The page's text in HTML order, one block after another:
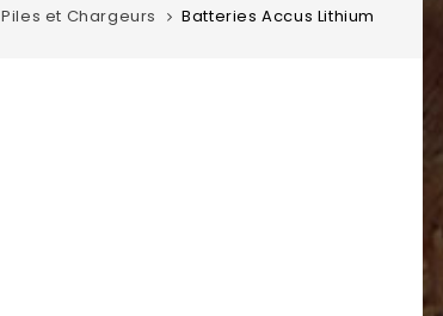
Piles et Chargeurs Batteries Accus Lithium